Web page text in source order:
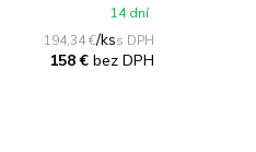
194,34 €/ks
158 €bez DPH
14 dní